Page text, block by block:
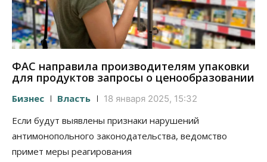
ФАС направила производителям упаковки
для продуктов запросы о ценообразовании
Бизнес Власть 18 января 2025, 15:32
Если будут выявлены признаки нарушений
антимонопольного законодательства, ведомство
примет меры реагирования